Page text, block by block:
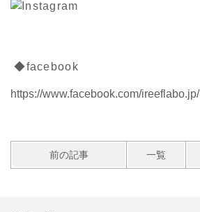
◆facebook
https://www.facebook.com/ireeflabo.jp/
前の記事 一覧